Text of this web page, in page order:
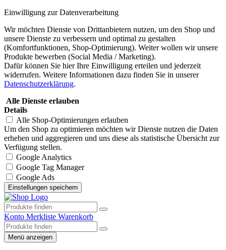
Einwilligung zur Datenverarbeitung
Wir möchten Dienste von Drittanbietern nutzen, um den Shop und
unsere Dienste zu verbessern und optimal zu gestalten
(Komfortfunktionen, Shop-Optimierung). Weiter wollen wir unsere
Produkte bewerben (Social Media / Marketing).
Dafür können Sie hier Ihre Einwilligung erteilen und jederzeit
widerrufen. Weitere Informationen dazu finden Sie in unserer
Datenschutzerklärung.
Alle Dienste erlauben
Details
Alle Shop-Optimierungen erlauben
Um den Shop zu optimieren möchten wir Dienste nutzen die Daten
erheben und aggregieren und uns diese als statistische Übersicht zur
Verfügung stellen.
Google Analytics
Google Tag Manager
Google Ads
Konto Merkliste Warenkorb
Menü anzeigen